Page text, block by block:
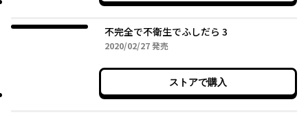
不完全で不衛生でふしだら 3
2020/02/272020年02月27日
発売
ストアで購入